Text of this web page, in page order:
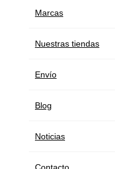
Marcas
Nuestras tiendas
Envío
Blog
Noticias